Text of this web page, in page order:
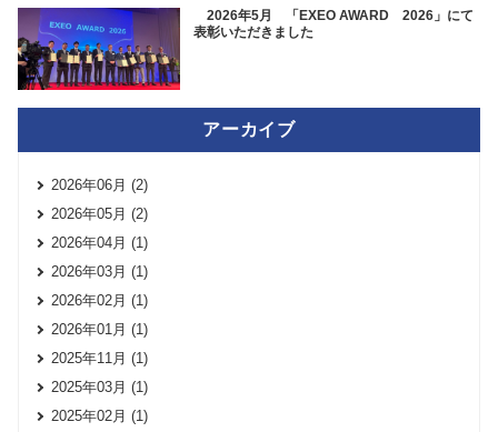
2026年5月 「EXEO AWARD 2026」にて
表彰いただきました
アーカイブ
2026年06月 (2)
2026年05月 (2)
2026年04月 (1)
2026年03月 (1)
2026年02月 (1)
2026年01月 (1)
2025年11月 (1)
2025年03月 (1)
2025年02月 (1)